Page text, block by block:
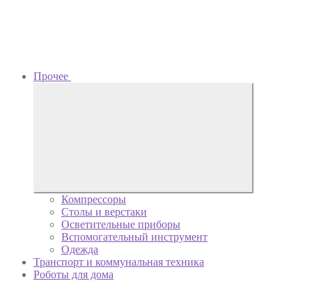
Прочее
Компрессоры
Столы и верстаки
Осветительные приборы
Вспомогательный инструмент
Одежда
Транспорт и коммунальная техника
Роботы для дома